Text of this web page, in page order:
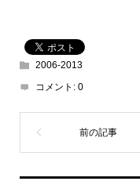
2006-2013
コメント: 0